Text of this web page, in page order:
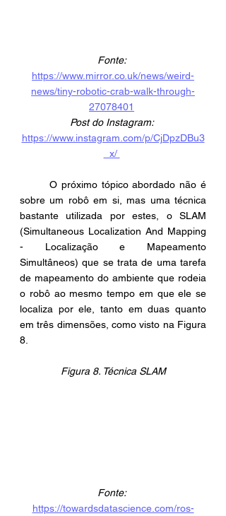
Fonte:
https://www.mirror.co.uk/news/weird-
news/tiny-robotic-crab-walk-through-
27078401
Post do Instagram:
https://www.instagram.com/p/CjDpzDBu3
_x/
sobre um robô em si, mas uma técnica
bastante utilizada por estes, o SLAM
(Simultaneous Localization And Mapping
- Localização e Mapeamento
Simultâneos) que se trata de uma tarefa
de mapeamento do ambiente que rodeia
o robô ao mesmo tempo em que ele se
localiza por ele, tanto em duas quanto
em três dimensões, como visto na Figura
8.
Figura 8. Técnica SLAM
Fonte:
https://towardsdatascience.com/ros-